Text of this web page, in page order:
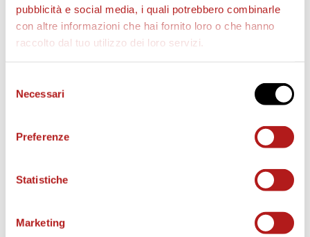
pubblicità e social media, i quali potrebbero combinarle
con altre informazioni che hai fornito loro o che hanno
raccolto dal tuo utilizzo dei loro servizi.
delNecessari
Preferenze
Statistiche
Marketing
Allenatore: Stefano Rizzo, Fabrizio Marchiorello